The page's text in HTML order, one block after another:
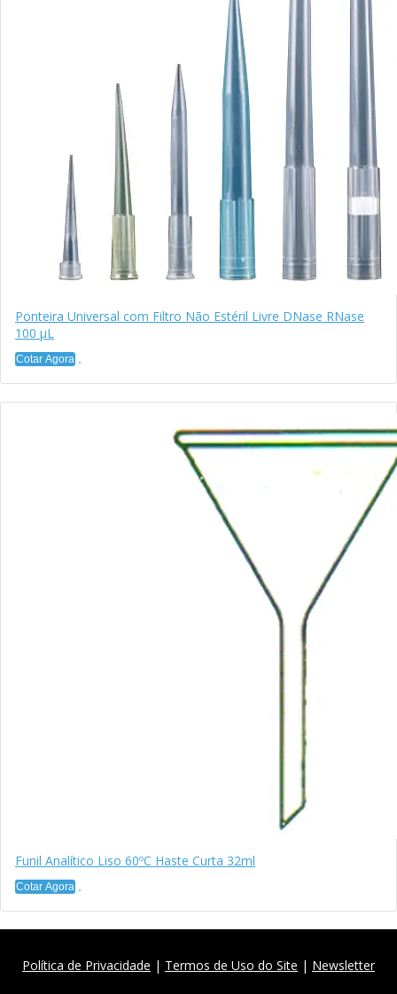
Ponteira Universal com Filtro Não Estéril Livre DNase RNase
100 µL
Cotar Agora
Funil Analítico Liso 60ºC Haste Curta 32ml
Cotar Agora
Política de Privacidade | Termos de Uso do Site | Newsletter